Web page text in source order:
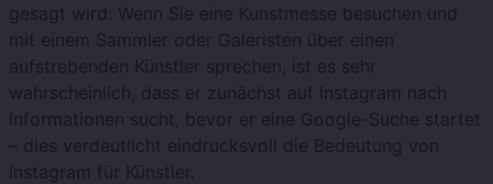
gesagt wird: Wenn Sie eine Kunstmesse besuchen und
mit einem Sammler oder Galeristen über einen
aufstrebenden Künstler sprechen, ist es sehr
wahrscheinlich, dass er zunächst auf Instagram nach
Informationen sucht, bevor er eine Google-Suche startet
– dies verdeutlicht eindrucksvoll die Bedeutung von
Instagram für Künstler.